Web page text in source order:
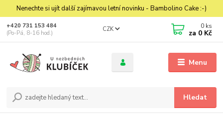
Nenechte si ujít další zajímavou letní novinku - Bambolino Cake :-)
Menu
CZK
Hledat
+420 731 153 484
(Po-Pá, 8-16 hod.)
0 ks
za 0 Kč